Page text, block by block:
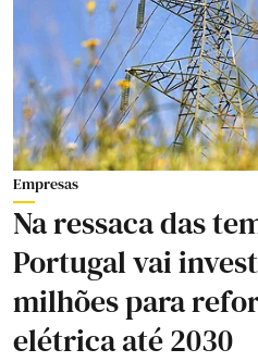
Empresas
Na ressaca das
Portugal vai
milhões para
elétrica até 2030